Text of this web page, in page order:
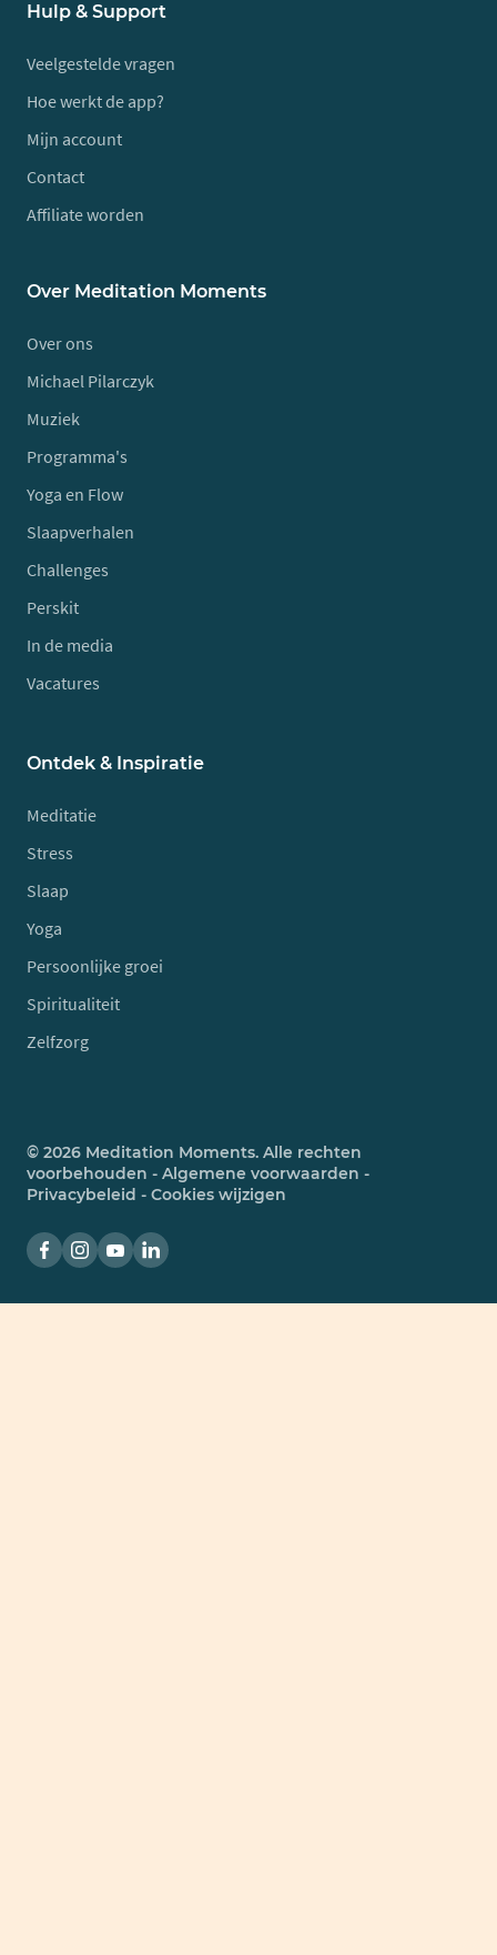
Hulp & Support
Veelgestelde vragen
Hoe werkt de app?
Mijn account
Contact
Affiliate worden
Over Meditation Moments
Over ons
Michael Pilarczyk
Muziek
Programma's
Yoga en Flow
Slaapverhalen
Challenges
Perskit
In de media
Vacatures
Ontdek & Inspiratie
Meditatie
Stress
Slaap
Yoga
Persoonlijke groei
Spiritualiteit
Zelfzorg
© 2026 Meditation Moments. Alle rechten
voorbehouden - Algemene voorwaarden -
Privacybeleid - Cookies wijzigen